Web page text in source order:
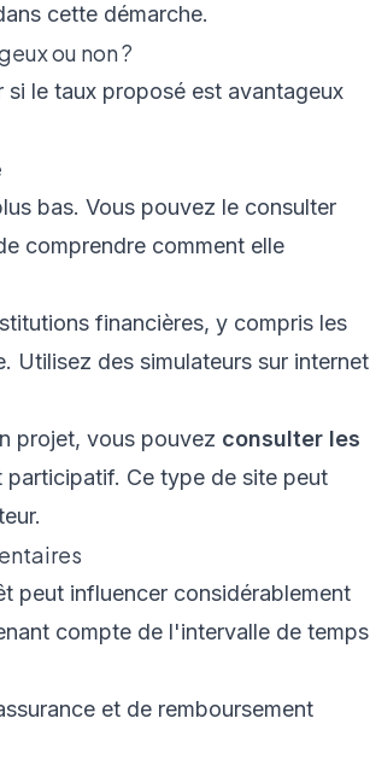
cette démarche.
ou non ?
le taux proposé est avantageux
bas. Vous pouvez le consulter
comprendre comment elle
financières, y compris les
Utilisez des simulateurs sur internet
projet, vous pouvez consulter les
participatif. Ce type de site peut
peut influencer considérablement
compte de l'intervalle de temps
et de remboursement